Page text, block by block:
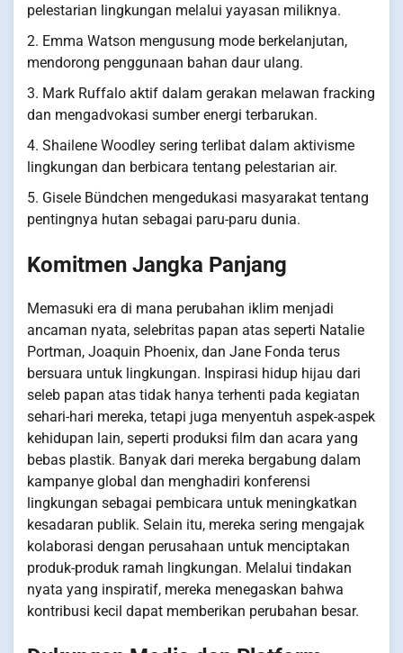
pelestarian lingkungan melalui yayasan miliknya.
2. Emma Watson mengusung mode berkelanjutan,
mendorong penggunaan bahan daur ulang.
3. Mark Ruffalo aktif dalam gerakan melawan fracking
dan mengadvokasi sumber energi terbarukan.
4. Shailene Woodley sering terlibat dalam aktivisme
lingkungan dan berbicara tentang pelestarian air.
5. Gisele Bündchen mengedukasi masyarakat tentang
pentingnya hutan sebagai paru-paru dunia.
Komitmen Jangka Panjang
Memasuki era di mana perubahan iklim menjadi
ancaman nyata, selebritas papan atas seperti Natalie
Portman, Joaquin Phoenix, dan Jane Fonda terus
bersuara untuk lingkungan. Inspirasi hidup hijau dari
seleb papan atas tidak hanya terhenti pada kegiatan
sehari-hari mereka, tetapi juga menyentuh aspek-aspek
kehidupan lain, seperti produksi film dan acara yang
bebas plastik. Banyak dari mereka bergabung dalam
kampanye global dan menghadiri konferensi
lingkungan sebagai pembicara untuk meningkatkan
kesadaran publik. Selain itu, mereka sering mengajak
kolaborasi dengan perusahaan untuk menciptakan
produk-produk ramah lingkungan. Melalui tindakan
nyata yang inspiratif, mereka menegaskan bahwa
kontribusi kecil dapat memberikan perubahan besar.